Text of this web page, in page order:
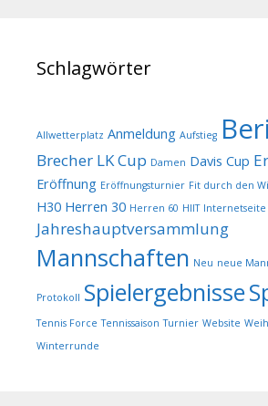
Schlagwörter
Allwetterplatz Anmeldung Aufstieg
Brecher LK Cup Damen Davis Cup
Eröffnung Eröffnungsturnier Fit durch den
H30 Herren 30 Herren 60 HIIT Internetseite
Jahreshauptversammlung
Mannschaften Neu neue
Protokoll Spielergebnisse
Tennis Force Tennissaison Turnier Website
Winterrunde